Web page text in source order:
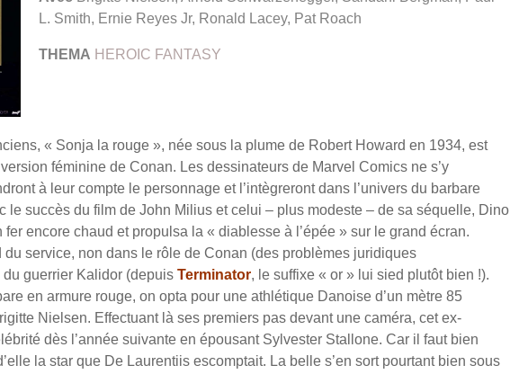
L. Smith, Ernie Reyes Jr, Ronald Lacey, Pat Roach
THEMA HEROIC FANTASY
« Sonja la rouge », née sous la plume de Robert Howard en 1934, est
féminine de Conan. Les dessinateurs de Marvel Comics ne s’y
à leur compte le personnage et l’intègreront dans l’univers du barbare
le succès du film de John Milius et celui – plus modeste – de sa séquelle, Dino
encore chaud et propulsa la « diablesse à l’épée » sur le grand écran.
service, non dans le rôle de Conan (des problèmes juridiques
guerrier Kalidor (depuis Terminator, le suffixe « or » lui sied plutôt bien !).
en armure rouge, on opta pour une athlétique Danoise d’un mètre 85
Nielsen. Effectuant là ses premiers pas devant une caméra, cet ex-
dès l’année suivante en épousant Sylvester Stallone. Car il faut bien
la star que De Laurentiis escomptait. La belle s’en sort pourtant bien sous